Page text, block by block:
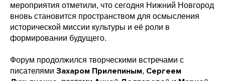
мероприятия отметили, что сегодня Нижний Новгород
вновь становится пространством для осмысления
исторической миссии культуры и её роли в
формировании будущего.
Форум продолжился творческими встречами с
писателями Захаром Прилепиным, Сергеем